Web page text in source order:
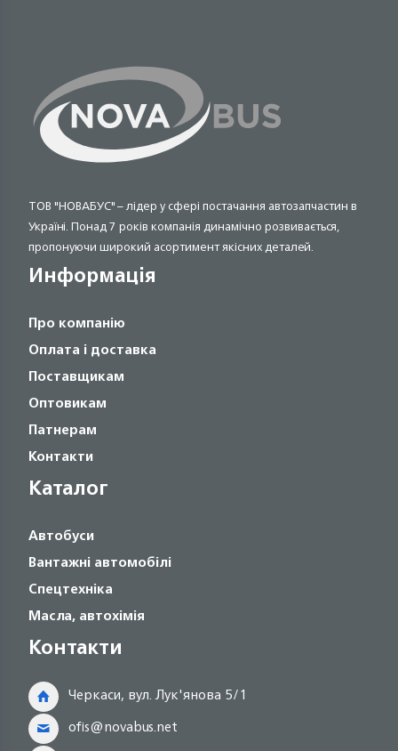
ТОВ "НОВАБУС" – лідер у сфері постачання автозапчастин в
Україні. Понад 7 років компанія динамічно розвивається,
пропонуючи широкий асортимент якісних деталей.
Информація
Про компанію
Оплата і доставка
Поставщикам
Оптовикам
Патнерам
Контакти
Каталог
Автобуси
Вантажні автомобілі
Спецтехніка
Масла, автохімія
Контакти
Черкаси, вул. Лук'янова 5/1
ofis@novabus.net